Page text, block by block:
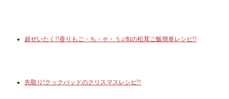
超ぜいたく!!香りもご・ち・そ・う♫旬の松茸ご飯簡単レシピ!!
先取り!クックパッドのクリスマスレシピ!!